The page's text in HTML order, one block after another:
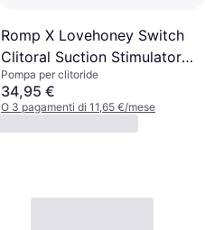
Romp X Lovehoney Switch
Clitoral Suction Stimulator
Purple
Pompa per clitoride
34,95 €
O 3 pagamenti di 11,65 €/mese